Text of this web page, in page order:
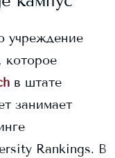
учреждение
в штате
занимает
Rankings. В